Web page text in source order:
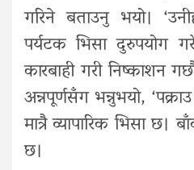
गरिने बताउनु भयो।
पर्यटक भिसा दुरुपयोग
कारबाही गरी निष्काशन
अन्नपूर्णसँग भन्नुभयो,
मात्रै व्यापारिक भिसा छ।
छ।